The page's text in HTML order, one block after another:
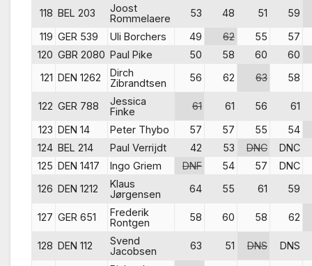
118 BEL 203
Joost
Rommelaere
53 48 51
59
119 GER 539 Uli Borchers 49 62 55
57
120 GBR 2080 Paul Pike 50 58 60
60
121 DEN 1262
Dirch
Zibrandtsen
56 62 63 58
122 GER 788
Jessica
Finke
61 61 56
61
123 DEN 14 Peter Thybo 57 57 55
54
124 BEL 214 Paul Verrijdt 42 53 DNC
DNC
125 DEN 1417 Ingo Griem DNF 54 57
DNC
126 DEN 1212
Klaus
Jørgensen
64 55 61 59
127 GER 651
Frederik
Rontgen
58 60 58 62
128 DEN 112
Svend
Jacobsen
63 51 DNS DNS